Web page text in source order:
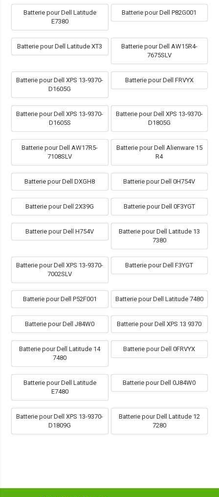
Batterie pour Dell Latitude
E7380
Batterie pour Dell P82G001
Batterie pour Dell Latitude XT3
Batterie pour Dell AW15R4-
7675SLV
Batterie pour Dell XPS 13-9370-
D1605G
Batterie pour Dell FRVYX
Batterie pour Dell XPS 13-9370-
D1605S
Batterie pour Dell XPS 13-9370-
D1805G
Batterie pour Dell AW17R5-
7108SLV
Batterie pour Dell Alienware 15
R4
Batterie pour Dell DXGH8 Batterie pour Dell 0H754V
Batterie pour Dell 2X39G Batterie pour Dell 0F3YGT
Batterie pour Dell H754V
Batterie pour Dell Latitude 13
7380
Batterie pour Dell XPS 13-9370-
7002SLV
Batterie pour Dell F3YGT
Batterie pour Dell P52F001 Batterie pour Dell Latitude 7480
Batterie pour Dell J84W0 Batterie pour Dell XPS 13 9370
Batterie pour Dell Latitude 14
7480
Batterie pour Dell 0FRVYX
Batterie pour Dell Latitude
E7480
Batterie pour Dell 0J84W0
Batterie pour Dell XPS 13-9370-
D1809G
Batterie pour Dell Latitude 12
7280